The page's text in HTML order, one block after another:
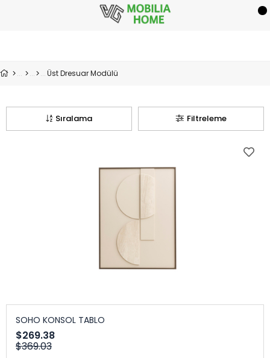
Üst Dresuar Modülü
Filtreleme
Sıralama
SOHO KONSOL TABLO
$269.38
$369.03